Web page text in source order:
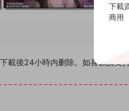
載後24小時内删除。如喜歡請支
下載
商用